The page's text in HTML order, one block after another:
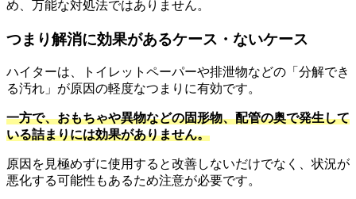
め、万能な対処法ではありません。
つまり解消に効果があるケース・ないケース
ハイターは、トイレットペーパーや排泄物などの「分解でき
る汚れ」が原因の軽度なつまりに有効です。
一方で、おもちゃや異物などの固形物、配管の奥で発生して
いる詰まりには効果がありません。
原因を見極めずに使用すると改善しないだけでなく、状況が
悪化する可能性もあるため注意が必要です。